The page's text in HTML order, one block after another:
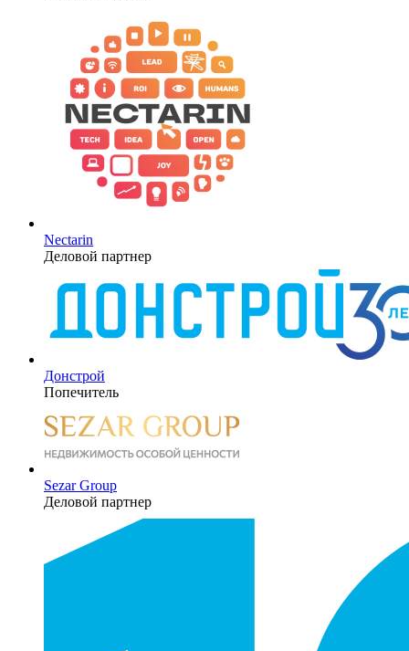
Nectarin
Деловой партнер
Донстрой
Попечитель
Sezar Group
Деловой партнер